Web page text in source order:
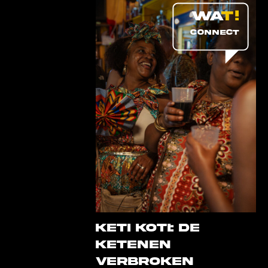
CONNECT
Keti Koti: de
ketenen
verbroken